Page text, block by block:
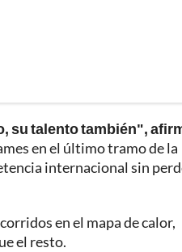
su talento también",
en el último tramo de la
internacional sin
en el mapa de calor,
el resto.